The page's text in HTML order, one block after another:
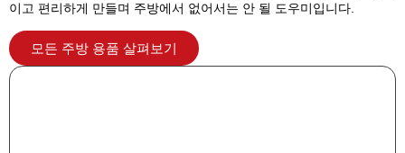
이고 편리하게 만들며 주방에서 없어서는 안 될 도우미입니다.
모든 주방 용품 살펴보기